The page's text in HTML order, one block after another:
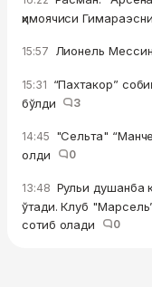
ҳимоячиси
15:57 Лионель
15:31 “Пахтакор”
бўлди
3
14:45 "Сельта"
олди
0
13:48 Рульи душанба
ўтади. Клуб
сотиб олади
0